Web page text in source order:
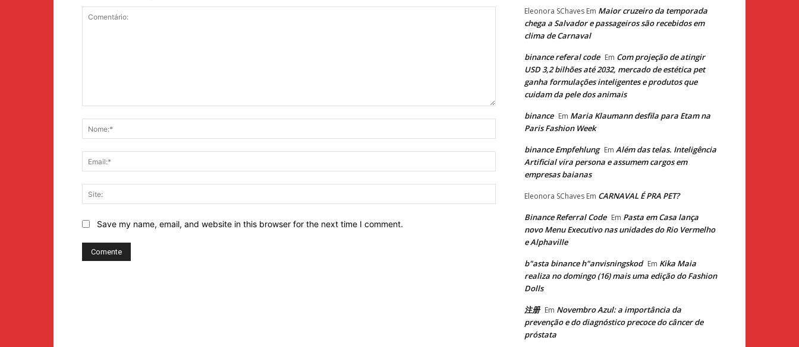
Save my name, email, and website in this browser for the next time I comment.
Eleonora SChaves Em Maior cruzeiro da temporada
chega a Salvador e passageiros são recebidos em
clima de Carnaval
binance referal code Em Com projeção de atingir
USD 3,2 bilhões até 2032, mercado de estética pet
ganha formulações inteligentes e produtos que
cuidam da pele dos animais
binance Em Maria Klaumann desfila para Etam na
Paris Fashion Week
binance Empfehlung Em Além das telas. Inteligência
Artificial vira persona e assumem cargos em
empresas baianas
Eleonora SChaves Em CARNAVAL É PRA PET?
Binance Referral Code Em Pasta em Casa lança
novo Menu Executivo nas unidades do Rio Vermelho
e Alphaville
b"asta binance h"anvisningskod Em Kika Maia
realiza no domingo (16) mais uma edição do Fashion
Dolls
注册 Em Novembro Azul: a importância da
prevenção e do diagnóstico precoce do câncer de
próstata